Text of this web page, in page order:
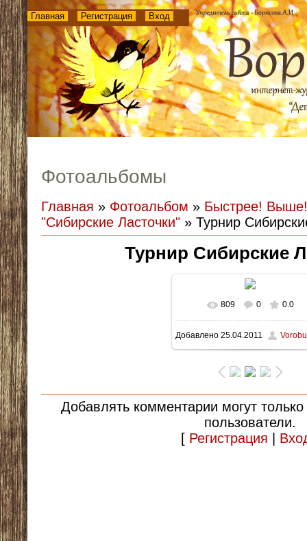
Главная Регистрация Вход
Фотоальбомы
Главная » Фотоальбом » Быстрее!
"Сибирские Ласточки" » Турнир
Турнир Сибирские
В реальном размере
99.4Kb
809 0 0.0
Добавлено 25.04.2011
Добавлять комментарии могут
пользователи.
[ Регистрация